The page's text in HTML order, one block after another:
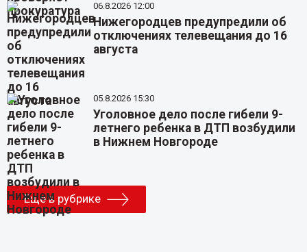
06.8.2026 12:00
Нижегородцев предупредили об
отключениях телевещания до 16
августа
05.8.2026 15:30
Уголовное дело после гибели 9-
летнего ребенка в ДТП возбудили
в Нижнем Новгороде
Еще в рубрике